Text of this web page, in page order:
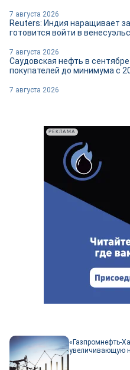
7 августа 2026
Reuters: Индия наращивает
готовится войти в
7 августа 2026
Саудовская нефть в
покупателей до минимума с
7 августа 2026
«Газпромнефть-
увеличивающую
РЕКЛАМА